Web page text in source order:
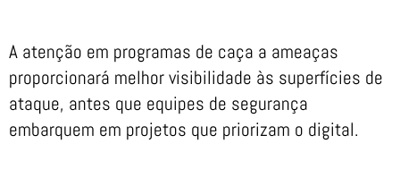
A atenção em programas de caça a ameaças
proporcionará melhor visibilidade às superfícies de
ataque, antes que equipes de segurança
embarquem em projetos que priorizam o digital.